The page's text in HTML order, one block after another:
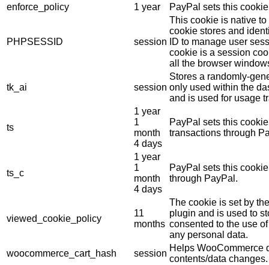
enforce_policy
1 year PayPal sets this
PHPSESSID session
This cookie is native
cookie stores and
ID to manage user
cookie is a session
all the browser
tk_ai session
Stores a randomly-
only used within the
and is used for usage
ts
1 year
1
month
4 days
PayPal sets this
transactions through
ts_c
1 year
1
month
4 days
PayPal sets this
through PayPal.
viewed_cookie_policy
11
months
The cookie is set by
plugin and is used to
consented to the use
any personal data.
woocommerce_cart_hash
session
Helps WooCommerce
contents/data changes.